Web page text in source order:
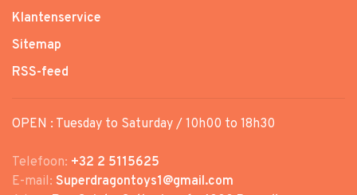
Klantenservice
Sitemap
RSS-feed
OPEN : Tuesday to Saturday / 10h00 to 18h30
Telefoon: +32 2 5115625
E-mail: Superdragontoys1@gmail.com